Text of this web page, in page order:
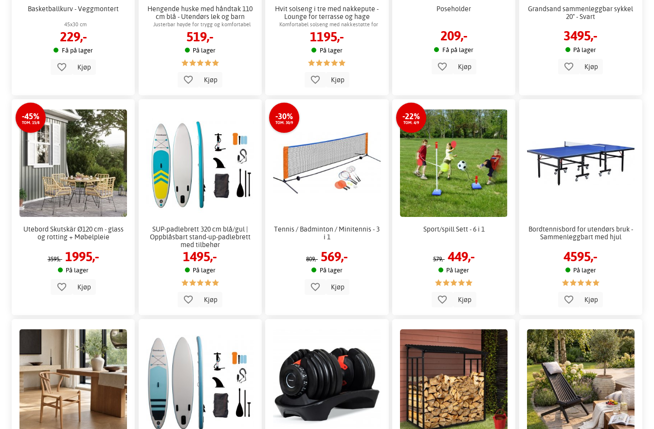
Basketballkurv - Veggmontert
45x30 cm
229,-
Få på lager
Kjøp
Hengende huske med håndtak 110
cm blå - Utendørs lek og barn
Justerbar høyde for trygg og komfortabel
utendørslek
519,-
På lager
Kjøp
Hvit solseng i tre med nakkepute -
Lounge for terrasse og hage
Komfortabel solseng med nakkestøtte for
utendørs bruk
1195,-
På lager
Kjøp
Poseholder
209,-
Få på lager
Kjøp
Grandsand sammenleggbar sykkel
20" - Svart
3495,-
På lager
Kjøp
-45%
TOM. 15/8
Utebord Skutskär Ø120 cm - glass
og rotting + Møbelpleie
3595,- 1995,-
På lager
Kjøp
SUP-padlebrett 320 cm blå/gul |
Oppblåsbart stand-up-padlebrett
med tilbehør
1495,-
På lager
Kjøp
-30%
TOM. 30/9
Tennis / Badminton / Minitennis - 3
i 1
809,- 569,-
På lager
Kjøp
-22%
TOM. 4/9
Sport/spill Sett - 6 i 1
579,- 449,-
På lager
Kjøp
Bordtennisbord for utendørs bruk -
Sammenleggbart med hjul
4595,-
På lager
Kjøp